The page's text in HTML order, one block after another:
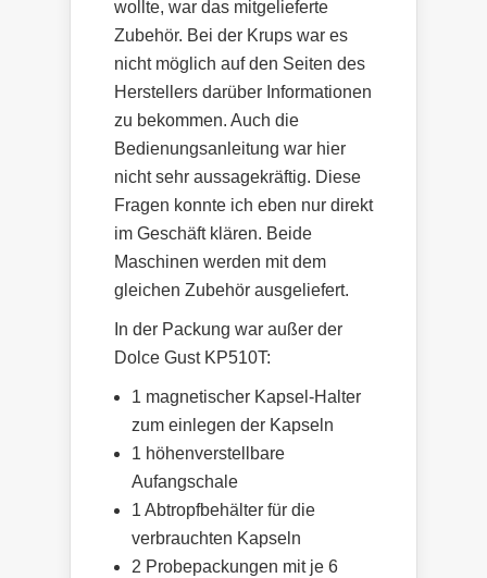
wollte, war das mitgelieferte
Zubehör. Bei der Krups war es
nicht möglich auf den Seiten des
Herstellers darüber Informationen
zu bekommen. Auch die
Bedienungsanleitung war hier
nicht sehr aussagekräftig. Diese
Fragen konnte ich eben nur direkt
im Geschäft klären. Beide
Maschinen werden mit dem
gleichen Zubehör ausgeliefert.
In der Packung war außer der
Dolce Gust KP510T:
1 magnetischer Kapsel-Halter
zum einlegen der Kapseln
1 höhenverstellbare
Aufangschale
1 Abtropfbehälter für die
verbrauchten Kapseln
2 Probepackungen mit je 6